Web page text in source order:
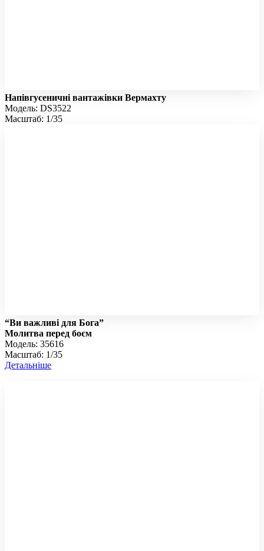
Напівгусеничні вантажівки Вермахту
Модель: DS3522
Масштаб: 1/35
“Ви важливі для Бога”
Молитва перед боєм
Модель: 35616
Масштаб: 1/35
Детальніше